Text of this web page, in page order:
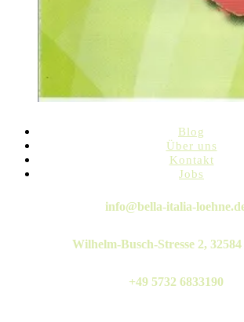
Blog
Über uns
Kontakt
Jobs
Twitter
Instagram
Pinterest
Linkedin
Whatsapp
info@bella-italia-
Wilhelm-Busch-Stresse 2,
+49 5732 6833190